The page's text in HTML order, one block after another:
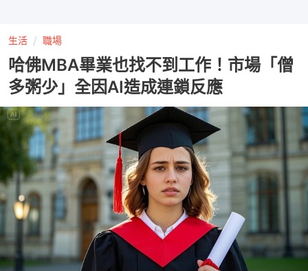
生活 職場
哈佛MBA畢業也找不到工作！市場「僧
多粥少」全因AI造成連鎖反應